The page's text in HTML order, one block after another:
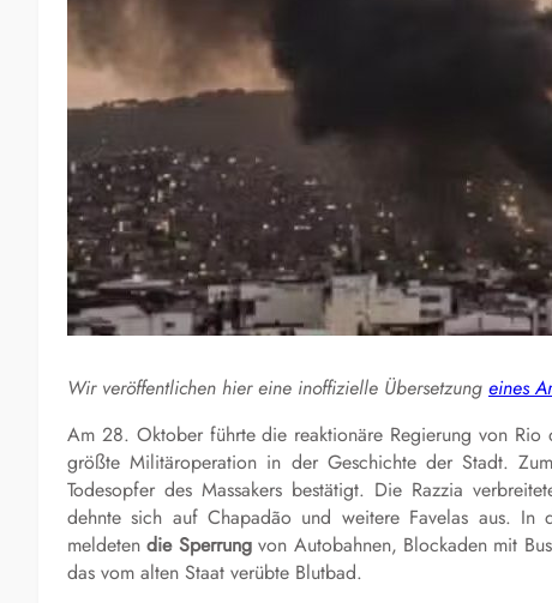
Wir veröffentlichen hier eine inoffizielle Übersetzung eines
Am 28. Oktober führte die reaktionäre Regierung von
größte Militäroperation in der Geschichte der Stadt.
Todesopfer des Massakers bestätigt. Die Razzia
dehnte sich auf Chapadão und weitere Favelas aus.
meldetendie Sperrungvon Autobahnen, Blockaden mit
das vom alten Staat verübte Blutbad.